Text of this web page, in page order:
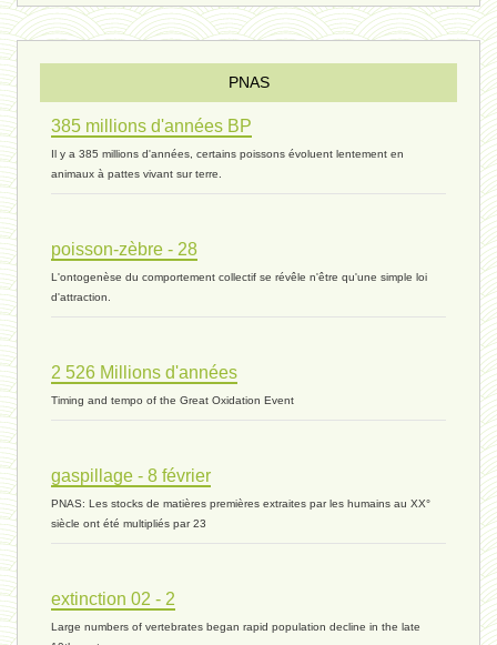
monogamie 03 - 21 novembre 2023 *
évolution 06 - 9 novembre 2023 *
vivant 07 - 22 octobre 2023 *
vivant 06 - 19 octobre 2023 *
externalité - 29 septembre 2023 *
PNAS
385 millions d'années BP
Il y a 385 millions d'années, certains poissons évoluent lentement en
animaux à pattes vivant sur terre.
poisson-zèbre - 28
L'ontogenèse du comportement collectif se révêle n'être qu'une simple loi
d'attraction.
2 526 Millions d'années
Timing and tempo of the Great Oxidation Event
gaspillage - 8 février
PNAS: Les stocks de matières premières extraites par les humains au XX°
siècle ont été multipliés par 23
extinction 02 - 2
Large numbers of vertebrates began rapid population decline in the late